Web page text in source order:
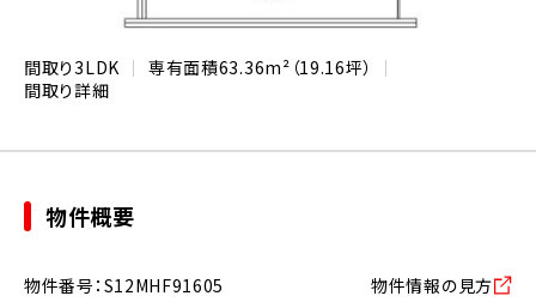
間取り3LDK 専有面積63.36m²（19.16坪）
間取り詳細
物件概要
物件番号：S12MHF91605 物件情報の見方